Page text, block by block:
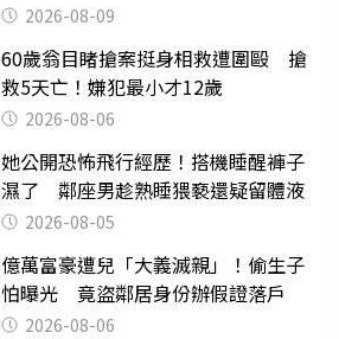
2026-08-09
60歲翁目睹搶案挺身相救遭圍毆 搶
救5天亡！嫌犯最小才12歲
2026-08-06
她公開恐怖飛行經歷！搭機睡醒褲子
濕了 鄰座男趁熟睡猥褻還疑留體液
2026-08-05
億萬富豪遭兒「大義滅親」！偷生子
怕曝光 竟盜鄰居身份辦假證落戶
2026-08-06